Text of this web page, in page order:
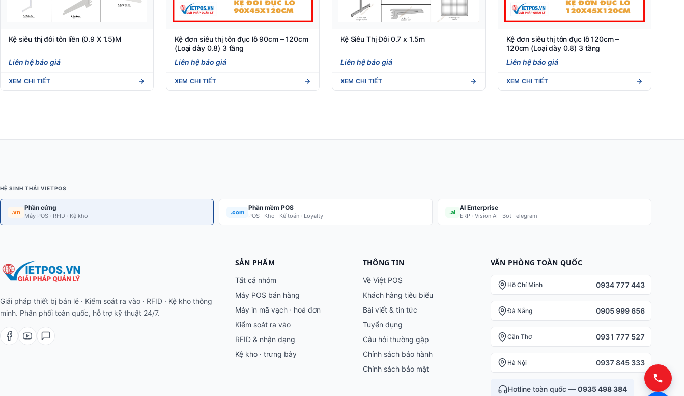
Kệ siêu thị đôi tôn liền (0.9 X 1.5)M
Liên hệ báo giá
XEM CHI TIẾT
Kệ đơn siêu thị tôn đục lỗ 90cm – 120cm
(Loại dày 0.8) 3 tầng
Liên hệ báo giá
XEM CHI TIẾT
Kệ Siêu Thị Đôi 0.7 x 1.5m
Liên hệ báo giá
XEM CHI TIẾT
Kệ đơn siêu thị tôn đục lỗ 120cm –
120cm (Loại dày 0.8) 3 tầng
Liên hệ báo giá
XEM CHI TIẾT
HỆ SINH THÁI VIETPOS
.vn
Phần cứng
Máy POS · RFID · Kệ kho
.com
Phần mềm POS
POS · Kho · Kế toán · Loyalty
.ai
AI Enterprise
ERP · Vision AI · Bot Telegram
Giải pháp thiết bị bán lẻ · Kiểm soát ra vào · RFID · Kệ kho thông
minh. Phân phối toàn quốc, hỗ trợ kỹ thuật 24/7.
SẢN PHẨM
Tất cả nhóm
Máy POS bán hàng
Máy in mã vạch · hoá đơn
Kiểm soát ra vào
RFID & nhận dạng
Kệ kho · trưng bày
THÔNG TIN
Về Việt POS
Khách hàng tiêu biểu
Bài viết & tin tức
Tuyển dụng
Câu hỏi thường gặp
Chính sách bảo hành
Chính sách bảo mật
VĂN PHÒNG TOÀN QUỐC
Hồ Chí Minh 0934 777 443
Đà Nẵng 0905 999 656
Cần Thơ 0931 777 527
Hà Nội 0937 845 333
Hotline toàn quốc — 0935 498 384